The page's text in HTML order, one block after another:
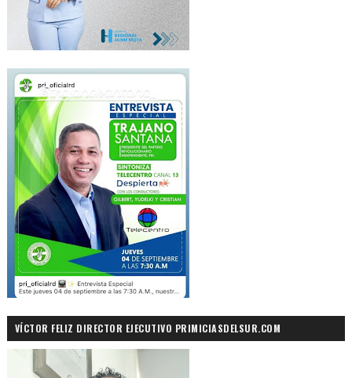
VÍCTOR FELIZ DIRECTOR EJECUTIVO PRIMICIASDELSUR.COM